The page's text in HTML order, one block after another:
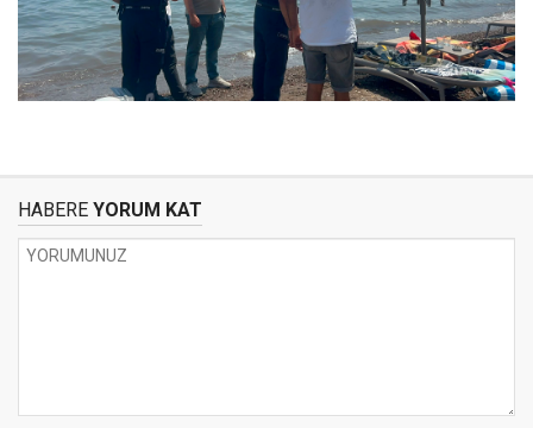
HABERE YORUM KAT